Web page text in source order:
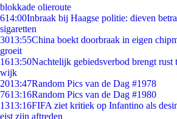
blokkade olieroute
614:00Inbraak bij Haagse politie: dieven
sigaretten
3013:55China boekt doorbraak in eigen
groeit
1613:50Nachtelijk gebiedsverbod brengt rust
wijk
2013:47Random Pics van de Dag #1978
7613:16Random Pics van de Dag #1980
1313:16FIFA ziet kritiek op Infantino als
eist zijn aftreden